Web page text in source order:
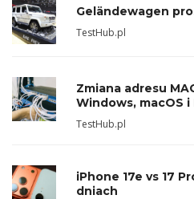
Geländewagen
TestHub.pl
Zmiana adresu
Windows, macOS i
TestHub.pl
iPhone 17e vs 17
dniach